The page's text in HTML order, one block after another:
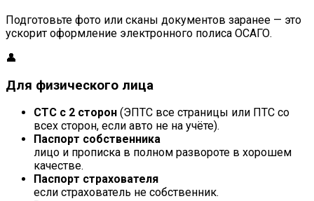
Подготовьте фото или сканы документов заранее — это
ускорит оформление электронного полиса ОСАГО.
👤
Для физического лица
СТС с 2 сторон (ЭПТС все страницы или ПТС со
всех сторон, если авто не на учёте).
Паспорт собственника
лицо и прописка в полном развороте в хорошем
качестве.
Паспорт страхователя
если страхователь не собственник.